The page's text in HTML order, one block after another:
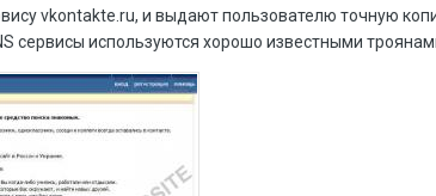
vkontakte.ru, и выдают пользователю точную
cервисы используются хорошо известными